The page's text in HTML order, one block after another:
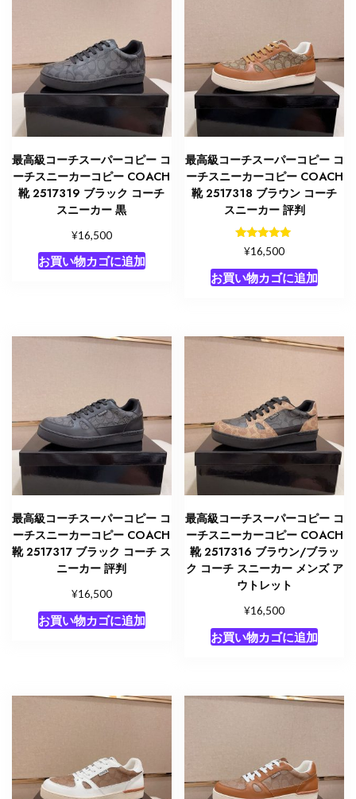
最高級コーチスーパーコピー コ
ーチスニーカーコピー COACH
靴 2517319 ブラック コーチ
スニーカー 黒
¥16,500
お買い物カゴに追加
最高級コーチスーパーコピー コ
ーチスニーカーコピー COACH
靴 2517318 ブラウン コーチ
スニーカー 評判
5段階中
5.00
の評価
¥16,500
お買い物カゴに追加
最高級コーチスーパーコピー コ
ーチスニーカーコピー COACH
靴 2517317 ブラック コーチ ス
ニーカー 評判
¥16,500
お買い物カゴに追加
最高級コーチスーパーコピー コ
ーチスニーカーコピー COACH
靴 2517316 ブラウン/ブラッ
ク コーチ スニーカー メンズ ア
ウトレット
¥16,500
お買い物カゴに追加